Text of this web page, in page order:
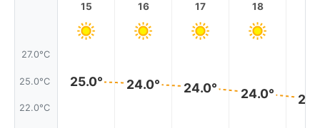
27.0°C
25.0°C
22.0°C
15
25.0°
16
24.0°
17
24.0°
18
24.0°